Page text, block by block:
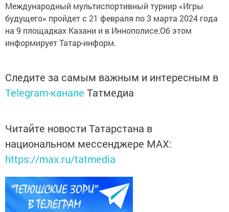
Международный мультиспортивный турнир «Игры
будущего» пройдет с 21 февраля по 3 марта 2024 года
на 9 площадках Казани и в Иннополисе.Об этом
информирует Татар-информ.
Следите за самым важным и интересным в
Telegram-канале Татмедиа
Читайте новости Татарстана в
национальном мессенджере MАХ:
https://max.ru/tatmedia